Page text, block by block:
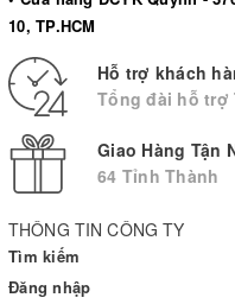
Tính giá trị trung bình 7, 14,
Kết nối dữ liệu với máy tính
Chế độ tắt tự động: Sau 2
Điều kiện làm việc:
Độ ẩm: >85%
Điều kiện bảo quản: - 20ºC
Kích thước máy: 90 x 55 x 18
Kích thước màn hình LCD: /
THÔNG TIN CÔNG TY
Tìm kiếm
Đăng nhập
10, TP.HCM
Hỗ trợ khách
Tổng đài hỗ trợ
Giao Hàng Tận
64 Tỉnh Thành